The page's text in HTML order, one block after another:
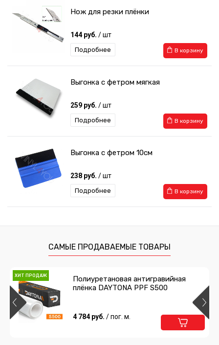
Нож для резки плёнки
144 руб. / шт
В корзину
Подробнее
Выгонка с фетром мягкая
259 руб. / шт
В корзину
Подробнее
Выгонка с фетром 10см
238 руб. / шт
В корзину
Подробнее
1 056 руб./ шт
358 руб./ шт
В корзину
САМЫЕ ПРОДАВАЕМЫЕ ТОВАРЫ
ХИТ ПРОДАЖ
Полиуретановая антигравийная
плёнка DAYTONA PPF S500
4 784 руб. / пог. м.